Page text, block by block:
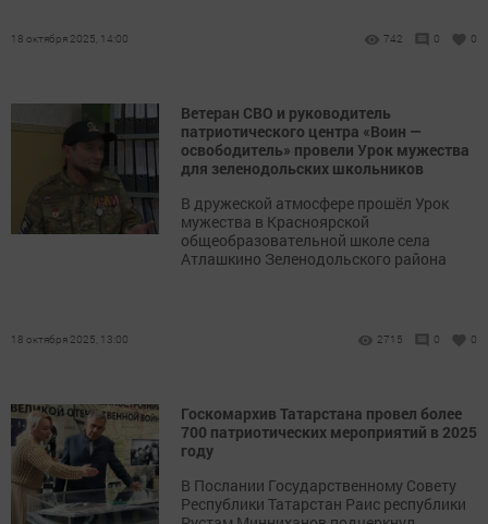
18 октября 2025, 14:00 742 0 0
Ветеран СВО и руководитель
патриотического центра «Воин —
освободитель» провели Урок мужества
для зеленодольских школьников
В дружеской атмосфере прошёл Урок
мужества в Красноярской
общеобразовательной школе села
Атлашкино Зеленодольского района
18 октября 2025, 13:00 2715 0 0
Госкомархив Татарстана провел более
700 патриотических мероприятий в 2025
году
В Послании Государственному Совету
Республики Татарстан Раис республики